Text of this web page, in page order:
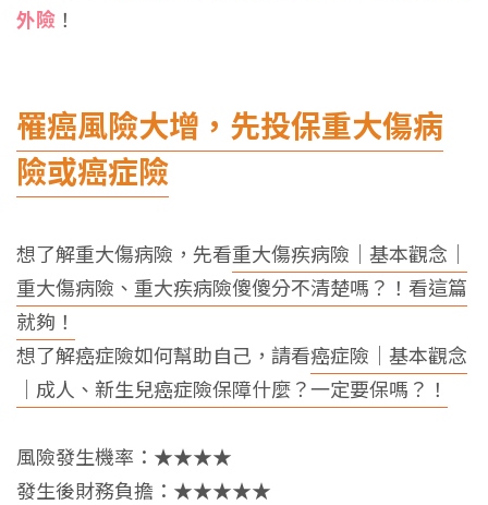
外險 ！
罹癌風險大增，先投保重大傷病
險或癌症險
想了解重大傷病險，先看重大傷疾病險｜基本觀念｜
重大傷病險、重大疾病險傻傻分不清楚嗎？！看這篇
就夠！
想了解癌症險如何幫助自己，請看癌症險｜基本觀念
｜成人、新生兒癌症險保障什麼？一定要保嗎？！
風險發生機率：★★★★
發生後財務負擔：★★★★★